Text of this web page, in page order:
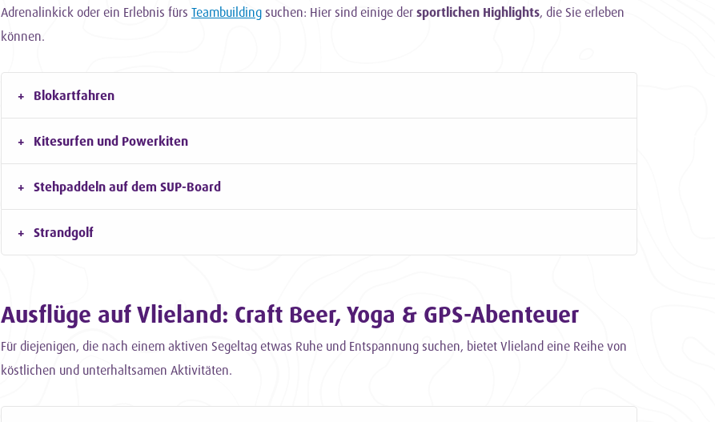
Adrenalinkick oder ein Erlebnis fürs Teambuilding suchen: Hier sind einige der sportlichen Highlights, die Sie erleben
können.
Blokartfahren
Kitesurfen und Powerkiten
Stehpaddeln auf dem SUP-Board
Strandgolf
Ausflüge auf Vlieland: Craft Beer, Yoga & GPS-Abenteuer
Für diejenigen, die nach einem aktiven Segeltag etwas Ruhe und Entspannung suchen, bietet Vlieland eine Reihe von
köstlichen und unterhaltsamen Aktivitäten.